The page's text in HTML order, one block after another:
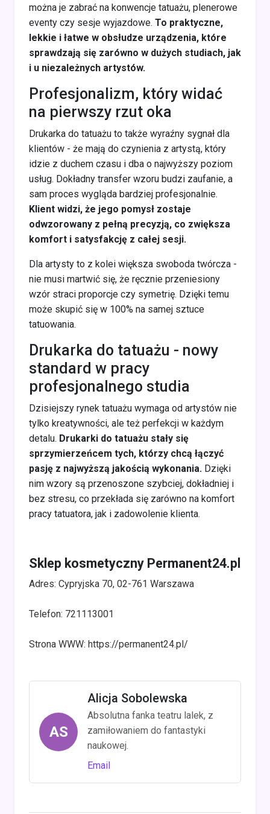
można je zabrać na konwencje tatuażu, plenerowe
eventy czy sesje wyjazdowe. To praktyczne,
lekkie i łatwe w obsłudze urządzenia, które
sprawdzają się zarówno w dużych studiach, jak
i u niezależnych artystów.
Profesjonalizm, który widać
na pierwszy rzut oka
Drukarka do tatuażu to także wyraźny sygnał dla
klientów - że mają do czynienia z artystą, który
idzie z duchem czasu i dba o najwyższy poziom
usług. Dokładny transfer wzoru budzi zaufanie, a
sam proces wygląda bardziej profesjonalnie.
Klient widzi, że jego pomysł zostaje
odwzorowany z pełną precyzją, co zwiększa
komfort i satysfakcję z całej sesji.
Dla artysty to z kolei większa swoboda twórcza -
nie musi martwić się, że ręcznie przeniesiony
wzór straci proporcje czy symetrię. Dzięki temu
może skupić się w 100% na samej sztuce
tatuowania.
Drukarka do tatuażu - nowy
standard w pracy
profesjonalnego studia
Dzisiejszy rynek tatuażu wymaga od artystów nie
tylko kreatywności, ale też perfekcji w każdym
detalu. Drukarki do tatuażu stały się
sprzymierzeńcem tych, którzy chcą łączyć
pasję z najwyższą jakością wykonania. Dzięki
nim wzory są przenoszone szybciej, dokładniej i
bez stresu, co przekłada się zarówno na komfort
pracy tatuatora, jak i zadowolenie klienta.
Sklep kosmetyczny Permanent24.pl
Adres: Cypryjska 70, 02-761 Warszawa
Telefon: 721113001
Strona WWW: https://permanent24.pl/
AS
Alicja Sobolewska
Absolutna fanka teatru lalek, z
zamiłowaniem do fantastyki
naukowej.
Email